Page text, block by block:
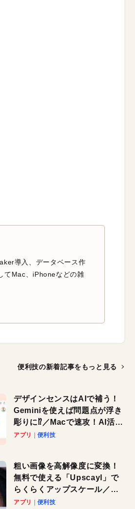
導入、データベース作
てMac、iPhoneなどの雑
便利技の新着記事をもっと見る
デザインセンスはAIで補う！
Geminiを使えば問題点が浮き
彫りに⁉︎／Macで速攻！AI活用
テク
アプリ 便利技
粗い画像を高解像度に変換！
無料で使える「Upscayl」で
らくらくアップスケール／
Macで速攻！AI活用テク
アプリ 便利技